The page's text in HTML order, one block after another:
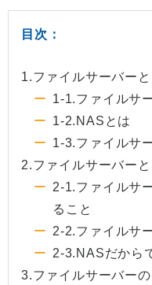
目次：
1.ファイルサーバー
1-1.ファイルサ
1-2.NASとは
1-3.ファイルサ
2.ファイルサーバー
2-1.ファイルサ
ること
2-2.ファイルサ
2-3.NASだから
3.ファイルサーバー